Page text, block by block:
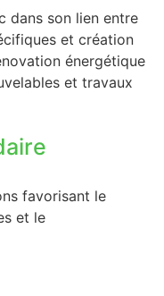
dans son lien entre
et création
énergétique
et travaux
favorisant le
et le